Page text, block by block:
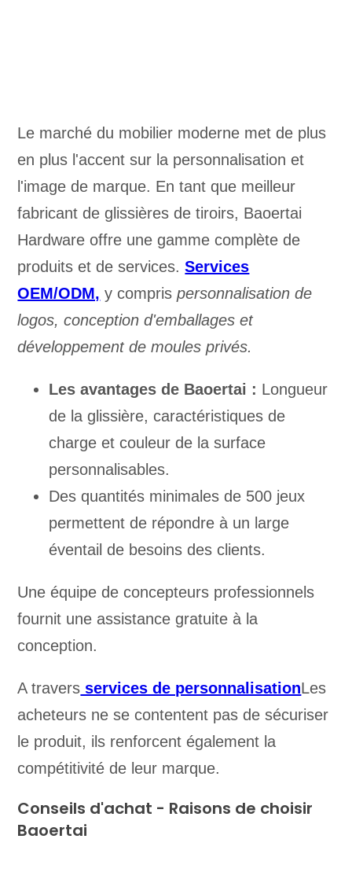
Le marché du mobilier moderne met de plus
en plus l'accent sur la personnalisation et
l'image de marque. En tant que meilleur
fabricant de glissières de tiroirs, Baoertai
Hardware offre une gamme complète de
produits et de services.Services
OEM/ODM, y comprispersonnalisation de
logos, conception d'emballages et
développement de moules privés.
Les avantages de Baoertai : Longueur
de la glissière, caractéristiques de
charge et couleur de la surface
personnalisables.
Des quantités minimales de 500 jeux
permettent de répondre à un large
éventail de besoins des clients.
Une équipe de concepteurs professionnels
fournit une assistance gratuite à la
conception.
A travers services de personnalisationLes
acheteurs ne se contentent pas de sécuriser
le produit, ils renforcent également la
compétitivité de leur marque.
Conseils d'achat - Raisons de choisir
Baoertai